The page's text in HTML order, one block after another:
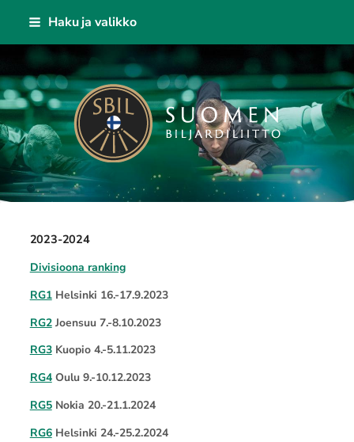
Siirry
sisältöön
Haku ja valikko
Suomen Biljardiliitto ry
2023-2024
Divisioona ranking
RG1Helsinki 16.-17.9.2023
RG2Joensuu 7.-8.10.2023
RG3Kuopio 4.-5.11.2023
RG4Oulu 9.-10.12.2023
RG5Nokia 20.-21.1.2024
RG6Helsinki 24.-25.2.2024